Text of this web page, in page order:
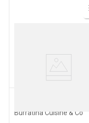
Ver
Producto
Burratina Cuisine & Co